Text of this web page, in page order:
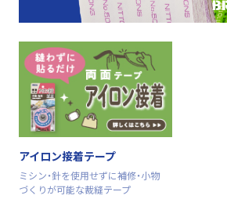
アイロン接着テープ
ミシン・針を使用せずに補修・小物
づくりが可能な裁縫テープ